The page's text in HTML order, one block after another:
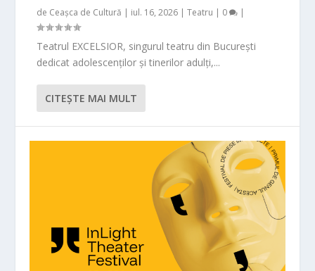
de Ceașca de Cultură | iul. 16, 2026 |Teatru | 0 |
Teatrul EXCELSIOR, singurul teatru din București
dedicat adolescenților și tinerilor adulți,...
CITEŞTE MAI MULT